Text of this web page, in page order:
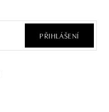
PŘIHLÁŠENÍ